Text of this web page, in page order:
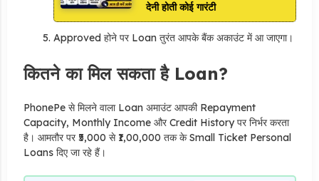
देनी होती कोई गारंटी
Approved होने पर Loan तुरंत आपके बैंक अकाउंट में आ जाएगा।
कितने का मिल सकता है Loan?
PhonePe से मिलने वाला Loan अमाउंट आपकी Repayment
Capacity, Monthly Income और Credit History पर निर्भर करता
है। आमतौर पर ₹5,000 से ₹1,00,000 तक के Small Ticket Personal
Loans दिए जा रहे हैं।